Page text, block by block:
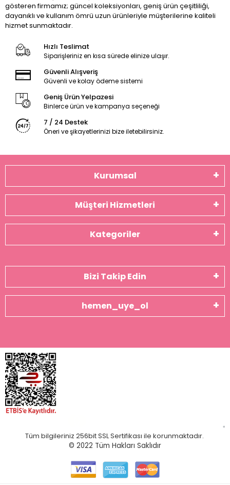
gösteren firmamız; güncel koleksiyonları, geniş ürün çeşitliliği,
dayanıklı ve kullanım ömrü uzun ürünleriyle müşterilerine kaliteli
hizmet sunmaktadır.
Hızlı Teslimat
Siparişleriniz en kısa sürede elinize ulaşır.
Güvenli Alışveriş
Güvenli ve kolay ödeme sistemi
Geniş Ürün Yelpazesi
Binlerce ürün ve kampanya seçeneği
7 / 24 Destek
Öneri ve şikayetlerinizi bize iletebilirsiniz.
Kurumsal
Müşteri Hizmetleri
Kategoriler
Bizi Takip Edin
hemen_uye_ol
Tüm bilgileriniz 256bit SSL Sertifikası ile korunmaktadır.
© 2022 Tüm Hakları Saklıdır